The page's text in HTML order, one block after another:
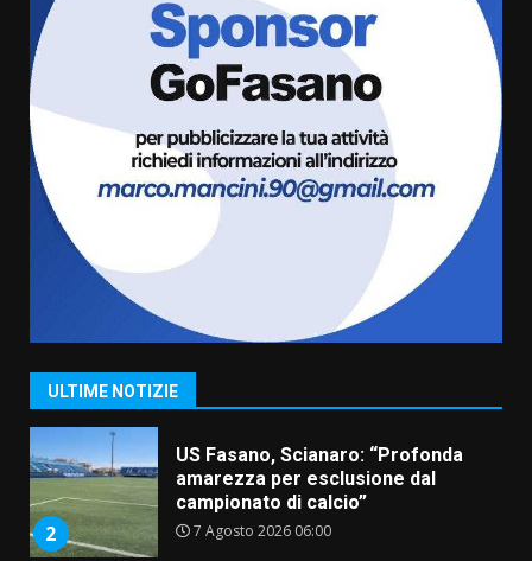
ULTIME NOTIZIE
cittadinanza attiva: online
l’avviso per la gestione
condivisa della Villetta di
Laureto
La magia del Minareto e la prima
assoluta de “L’Albergo
Belvedere. Il rapimento”
6 Agosto 2026 06:15
1
“I Contestatori: Musica di
Rivoluzione”: nuovo
appuntamento con “Fasano in
2
US Fasano, Scianaro: “Profonda
amarezza per esclusione dal
campionato di calcio”
7 Agosto 2026 06:00